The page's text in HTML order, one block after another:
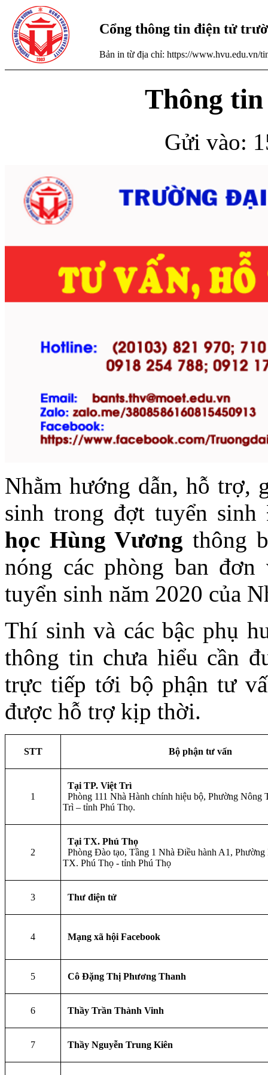
Cổng thông tin điện tử
Bản in từ địa chỉ: https://www.hvu.edu.vn/
Thông
Gửi vào:
Nhằm hướng dẫn, hỗ trợ,
sinh trong đợt tuyển
học Hùng Vươngthông
nóng các phòng ban
tuyển sinh năm 2020 của
Thí sinh và các bậc phụ
thông tin chưa hiểu cần
trực tiếp tới bộ phận tư
được hỗ trợ kịp thời.
STT Bộ phận tư vấn
1
Tại TP. Việt Trì
Phòng 111 Nhà Hành chính hiệu bộ, Phường Nông
Trì – tỉnh Phú Thọ.
2
Tại TX. Phú Thọ
Phòng Đào tạo, Tầng 1 Nhà Điều hành A1,
TX. Phú Thọ - tỉnh Phú Thọ
3 Thư điện tử
4 Mạng xã hội Facebook
5 Cô Đặng Thị Phương Thanh
6 Thầy Trần Thành Vinh
7 Thầy Nguyễn Trung Kiên